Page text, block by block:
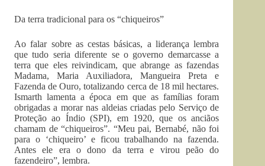
Da terra tradicional para os “chiqueiros”
Ao falar sobre as cestas básicas, a liderança lembra
que tudo seria diferente se o governo demarcasse a
terra que eles reivindicam, que abrange as fazendas
Madama, Maria Auxiliadora, Mangueira Preta e
Fazenda de Ouro, totalizando cerca de 18 mil hectares.
Ismarth lamenta a época em que as famílias foram
obrigadas a morar nas aldeias criadas pelo Serviço de
Proteção ao Índio (SPI), em 1920, que os anciãos
chamam de “chiqueiros”. “Meu pai, Bernabé, não foi
para o ‘chiqueiro’ e ficou trabalhando na fazenda.
Antes ele era o dono da terra e virou peão do
fazendeiro”, lembra.